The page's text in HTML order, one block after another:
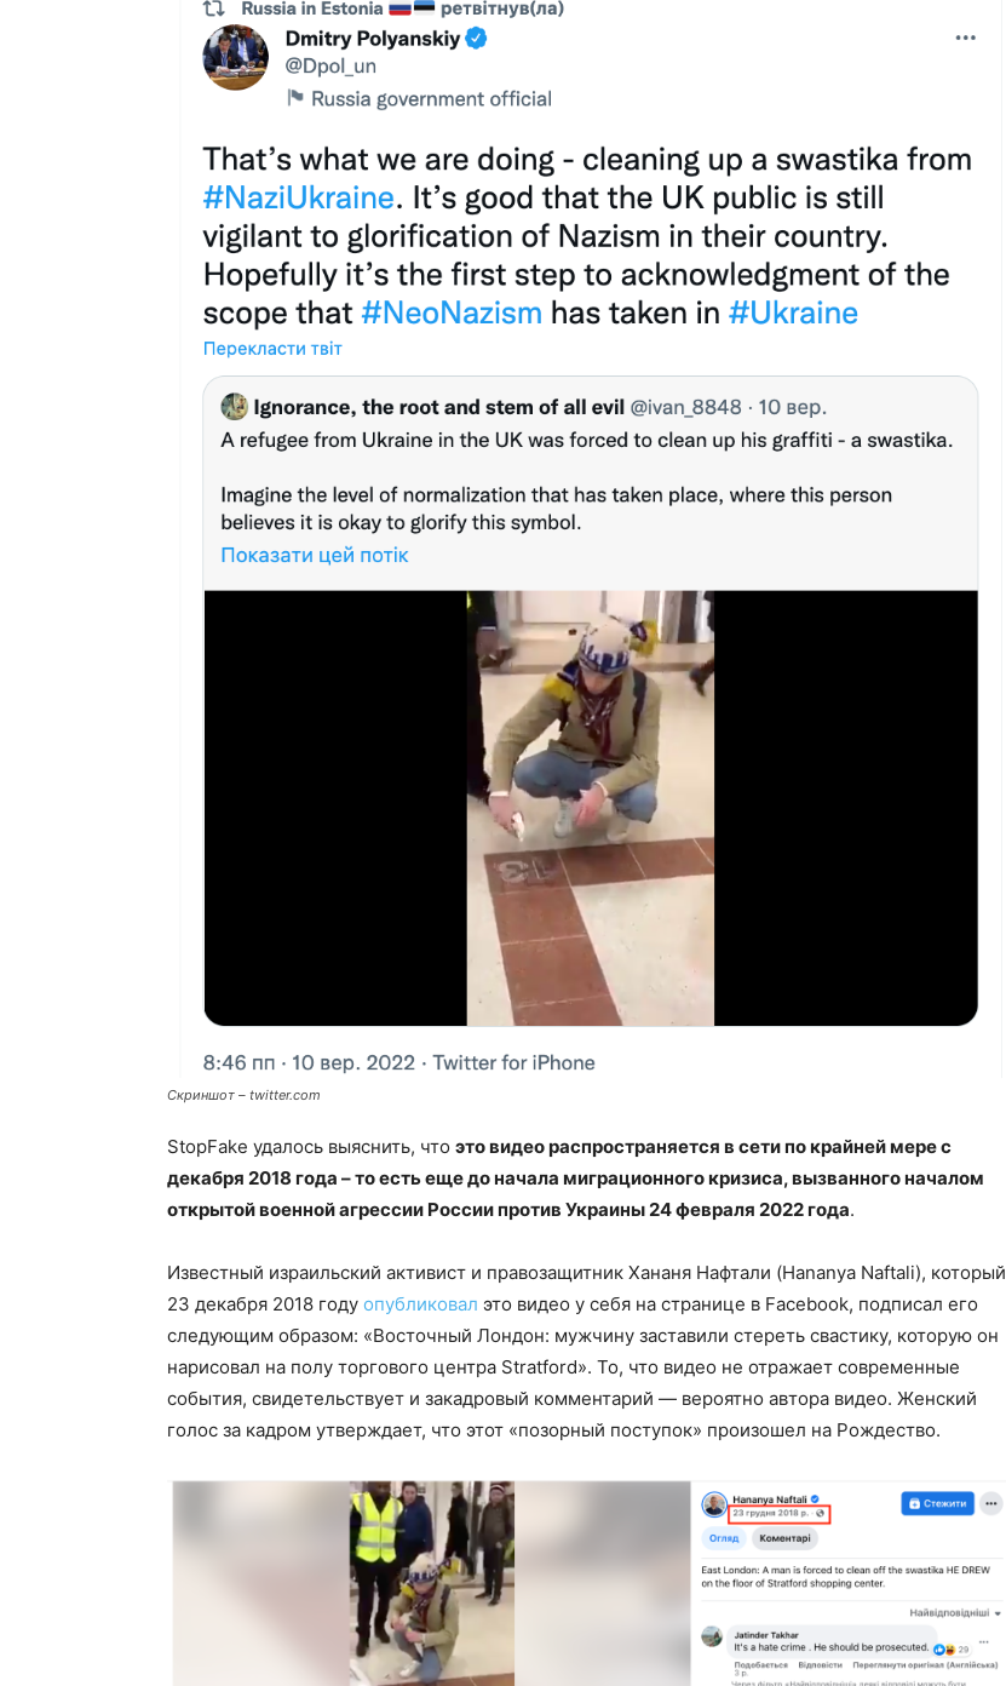
Скриншот – twitter.com
StopFake удалось выяснить, что это видео распространяется в сети по крайней мере с
декабря 2018 года – то есть еще до начала миграционного кризиса, вызванного началом
открытой военной агрессии России против Украины 24 февраля 2022 года.
Известный израильский активист и правозащитник Хананя Нафтали (Hananya Naftali), который
23 декабря 2018 году опубликовал это видео у себя на странице в Facebook, подписал его
следующим образом: «Восточный Лондон: мужчину заставили стереть свастику, которую он
нарисовал на полу торгового центра Stratford». То, что видео не отражает современные
события, свидетельствует и закадровый комментарий — вероятно автора видео. Женский
голос за кадром утверждает, что этот «позорный поступок» произошел на Рождество.